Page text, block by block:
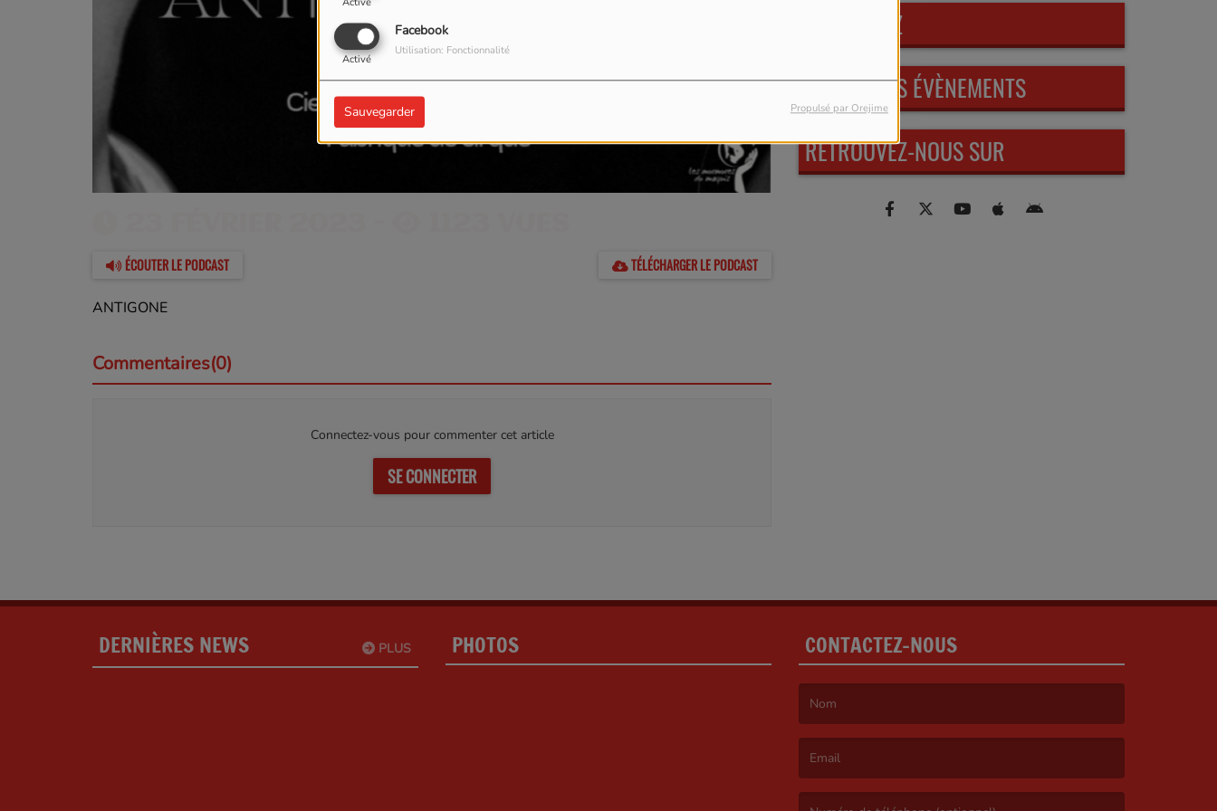
Activé
Facebook
Activé
Utilisation: Fonctionnalité
Sauvegarder Propulsé par Orejime
ÉCOUTER LE PODCAST TÉLÉCHARGER LE PODCAST
ANTIGONE
Commentaires(0)
Connectez-vous pour commenter cet article
SE CONNECTER
PARTICIPEZ
PROCHAINS ÉVÈNEMENTS
RETROUVEZ-NOUS SUR
PLUS
DERNIÈRES NEWS PHOTOS CONTACTEZ-NOUS